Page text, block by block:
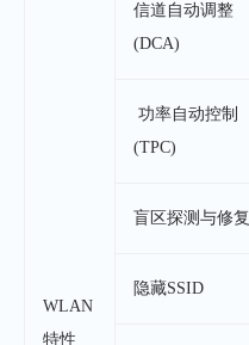
WLAN
特性
信道自动调整
(DCA)
功率自动控制
(TPC)
盲区探测与修复
隐藏SSID